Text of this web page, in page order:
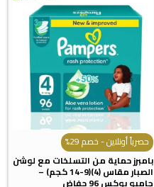
حصرياً أونلاين - خصم 29%
بامبرز حماية من التسلخات مع لوشن
الصبار مقاس (4)(9-14 كجم) –
جامبو بوكس 96 حفاض